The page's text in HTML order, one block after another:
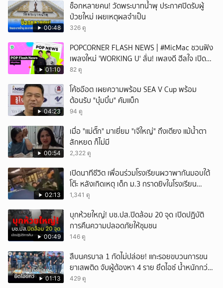
00:48
ช็อกหลายคน! วัดพระบาทน้ำพุ ประกาศปิดรับผู้
ป่วยใหม่ เผยเหตุผลจำเป็น
326 ดู
01:10
POPCORNER FLASH NEWS | #MicMac ชวนฟัง
เพลงใหม่ 'WORKING U' ลั่น! เพลงดี ฮีลใจ เปิด
ฟังได้ทุกสถานการณ์
82 ดู
04:23
โค้ชอ๊อต เผยความพร้อม SEA V Cup พร้อม
ต้อนรับ "บุ๋มบิ๋ม" คัมแบ็ก
94 ดู
00:54
เมื่อ "แม่ตั๊ก" มาเยี่ยม "เจ๊ใหญ่" ถึงเตียง แม้น้ำตา
สักหยด ก็ไม่มี
2,322 ดู
02:13
เปิดนาทีชีวิต เพื่อนร่วมโรงเรียนผวาพากันมอบใต้
โต๊ะ หลังเกิดเหตุ เด็ก ม.3 กราดยิvในโรงเรียน
เทพศิรินทร์นนท์ แบบไม่เลือกหน้า เสียงปืนดังสนั่น
1,341 ดู
00:49
บุกห้วยใหญ่! บช.ปส.ปิดล้อม 20 จุด เปิดปฏิบัติ
การคืนความปลอดภัยให้ชุมชน
146 ดู
01:13
สืบนครบาล 1 กัดไม่ปล่อย! แกะรอยขบวนการขน
ยาเสพติด จับผู้ต้องหา 4 ราย ยึดไอซ์ น้ำหนักกว่า
300 กก. ก่อนเข้ากลางกรุง
429 ดู